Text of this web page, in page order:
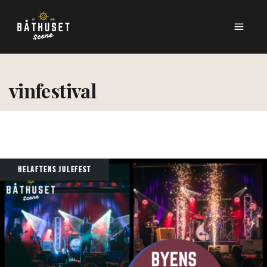
vinfestival
HELAFTENS JULEFEST